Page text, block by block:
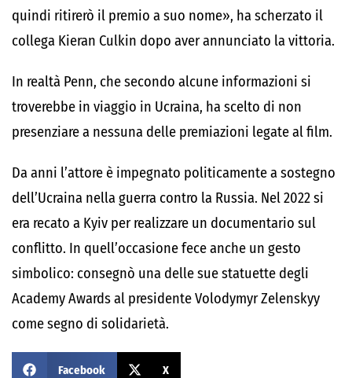
quindi ritirerò il premio a suo nome», ha scherzato il
collega Kieran Culkin dopo aver annunciato la vittoria.
In realtà Penn, che secondo alcune informazioni si
troverebbe in viaggio in Ucraina, ha scelto di non
presenziare a nessuna delle premiazioni legate al film.
Da anni l’attore è impegnato politicamente a sostegno
dell’Ucraina nella guerra contro la Russia. Nel 2022 si
era recato a Kyiv per realizzare un documentario sul
conflitto. In quell’occasione fece anche un gesto
simbolico: consegnò una delle sue statuette degli
Academy Awardsal presidenteVolodymyr Zelenskyy
come segno di solidarietà.
Facebook X